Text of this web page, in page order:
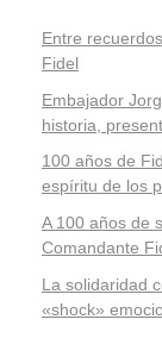
Entre
Fidel
Embajador
historia,
100 años de
espíritu de los
A 100 años de
Comandante
La solidaridad
«shock»